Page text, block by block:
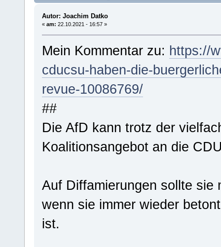
Autor: Joachim Datko
« am: 22.10.2021 - 16:57 »
Mein Kommentar zu: https://
cducsu-haben-die-
revue-10086769/
##
Die AfD kann trotz der
Koalitionsangebot an die
Auf Diffamierungen sollte sie
wenn sie immer wieder
ist.